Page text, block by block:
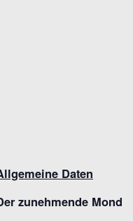
Daten
zunehmende Mond